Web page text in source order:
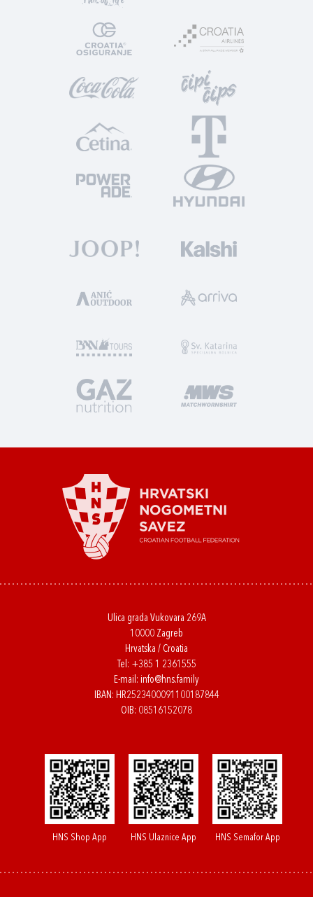
Ulica grada Vukovara 269A
10000 Zagreb
Hrvatska / Croatia
Tel: +385 1 2361555
E-mail: info@hns.family
IBAN: HR2523400091100187844
OIB: 08516152078
HNS Shop App HNS Ulaznice App HNS Semafor App